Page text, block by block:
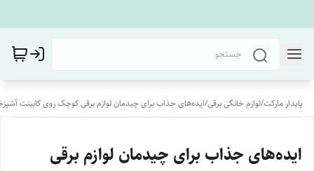
پایدار مارکت/لوازم خانگی برقی/ایده‌های جذاب برای چیدمان لوازم برقی کوچک روی کابینت
ایده‌های جذاب برای چیدمان لوازم برقی